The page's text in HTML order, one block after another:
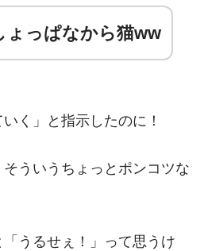
ょっぱなから猫ww
く」と指示したのに！
ういうちょっとポンコツな
うるせぇ！」って思うけ